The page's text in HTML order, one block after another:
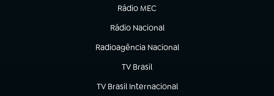
Rádio MEC
(abre em nova aba)
Rádio Nacional
Radioagência Nacional
(abre em nova aba)
TV Brasil
(abre em nova aba)
TV Brasil Internacional
(abre em nova aba)